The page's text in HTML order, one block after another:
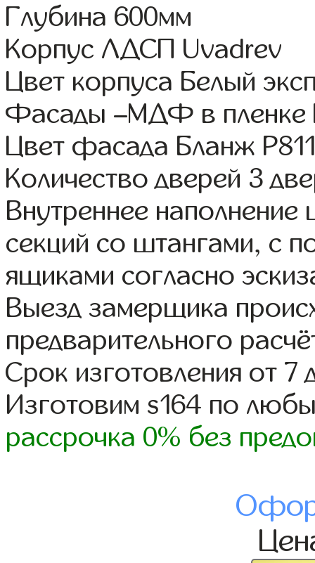
Глубина 600мм
Корпус ЛДСП Uvadrev
Цвет корпуса Белый
Фасады –МДФ в пленке
Цвет фасада Бланж
Количество дверей 3
Внутреннее
секций со штангами, с
ящиками согласно
Выезд замерщика
предварительного
Срок изготовления от 7
Изготовим s164 по
рассрочка 0% без